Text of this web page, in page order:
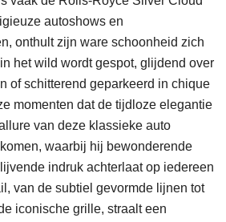
autoshows en
onthult zijn ware schoonheid zich
het wild wordt gespot, glijdend over
of schitterend geparkeerd in chique
momenten dat de tijdloze elegantie
van deze klassieke auto
waarbij hij bewonderende
indruk achterlaat op iedereen
van de subtiel gevormde lijnen tot
iconische grille, straalt een